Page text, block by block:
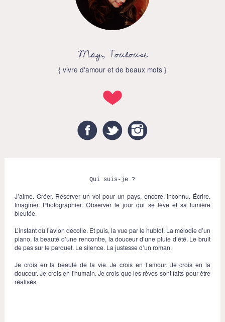
May, Toulouse
{ vivre d'amour et de beaux mots }
FacebookTwitter
Qui suis-je ?
J’aime. Créer. Réserver un vol pour un pays, encore, inconnu. Écrire.
Imaginer. Photographier. Observer le jour qui se lève et sa lumière
bleutée.
L’instant où l’avion décolle. Et puis, la vue par le hublot. La mélodie d’un
piano, la beauté d’une rencontre, la douceur d’une pluie d’été. Le bruit
de pas sur le parquet. Le silence. La justesse d’un roman.
Je crois en la beauté de la vie. Je crois en l’amour. Je crois en la
douceur. Je crois en l'humain. Je crois que les rêves sont faits pour être
réalisés.